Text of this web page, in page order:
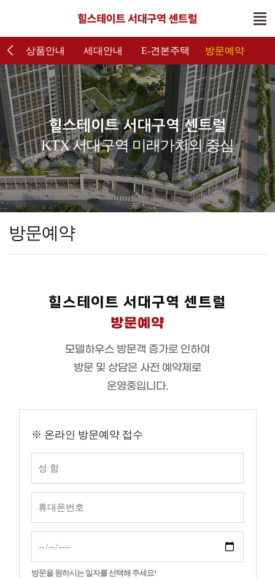
상품안내 세대안내 E-견본주택 방문예약
힐스테이트 서대구역 센트럴
KTX 서대구역 미래가치의 중심
방문예약
힐스테이트 서대구역 센트럴
방문예약
모델하우스 방문객 증가로 인하여
방문 및 상담은 사전 예약제로
운영중입니다.
※ 온라인 방문예약 접수
방문을 원하시는 일자를 선택해 주세요!